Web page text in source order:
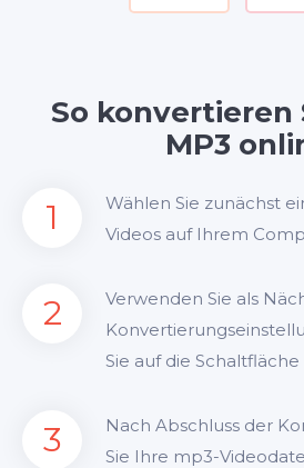
So konvertieren
MP3
1
Wählen Sie zunächst
Videos auf Ihrem
2
Verwenden Sie als
Sie auf die
3
Nach Abschluss der
Sie Ihre mp3-